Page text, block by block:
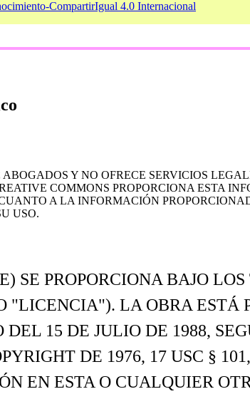
CompartirIgual 4.0 Internacional
Y NO OFRECE SERVICIOS
COMMONS PROPORCIONA ESTA
A LA INFORMACIÓN
USO.
SE PROPORCIONA BAJO
"LICENCIA"). LA OBRA ESTÁ
15 DE JULIO DE 1988,
DE 1976, 17 USC §
EN ESTA O CUALQUIER